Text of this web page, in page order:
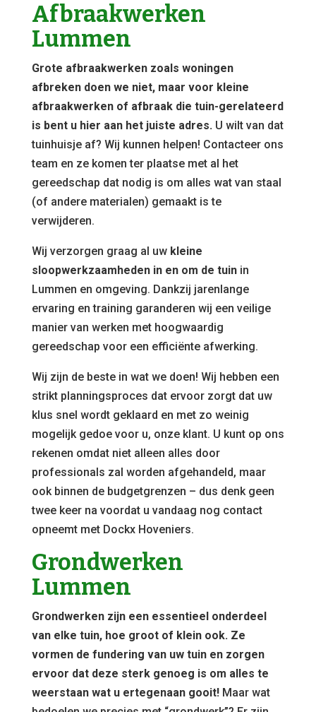
Afbraakwerken
Lummen
Grote afbraakwerken zoals woningen
afbreken doen we niet, maar voor kleine
afbraakwerken of afbraak die tuin-gerelateerd
is bent u hier aan het juiste adres.U wilt van dat
tuinhuisje af? Wij kunnen helpen! Contacteer ons
team en ze komen ter plaatse met al het
gereedschap dat nodig is om alles wat van staal
(of andere materialen) gemaakt is te
verwijderen.
Wij verzorgen graag al uw kleine
sloopwerkzaamheden in en om de tuinin
Lummen en omgeving. Dankzij jarenlange
ervaring en training garanderen wij een veilige
manier van werken met hoogwaardig
gereedschap voor een efficiënte afwerking.
Wij zijn de beste in wat we doen! Wij hebben een
strikt planningsproces dat ervoor zorgt dat uw
klus snel wordt geklaard en met zo weinig
mogelijk gedoe voor u, onze klant. U kunt op ons
rekenen omdat niet alleen alles door
professionals zal worden afgehandeld, maar
ook binnen de budgetgrenzen – dus denk geen
twee keer na voordat u vandaag nog contact
opneemt met Dockx Hoveniers.
Grondwerken
Lummen
Grondwerken zijn een essentieel onderdeel
van elke tuin, hoe groot of klein ook. Ze
vormen de fundering van uw tuin en zorgen
ervoor dat deze sterk genoeg is om alles te
weerstaan wat u ertegenaan gooit!Maar wat